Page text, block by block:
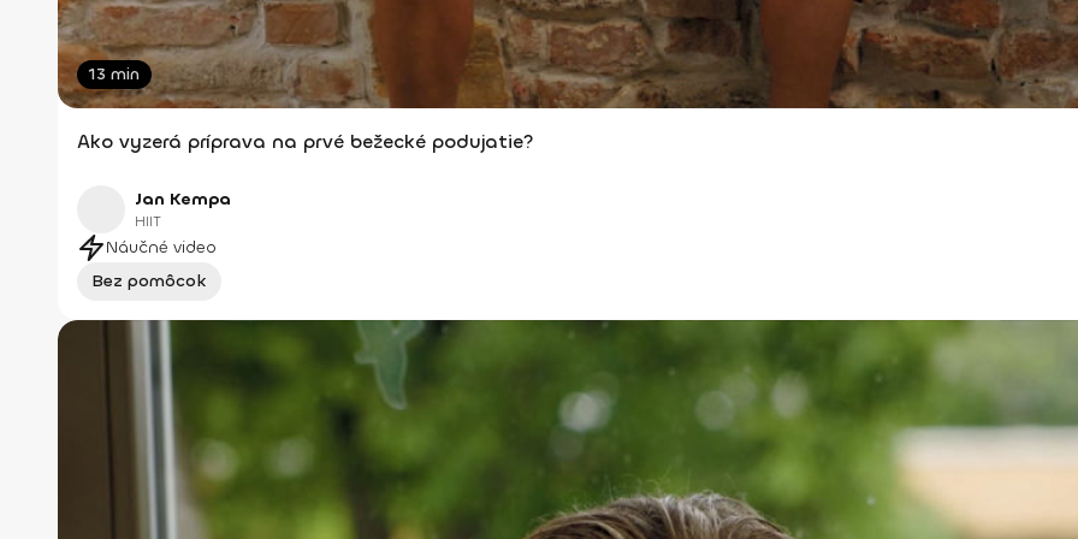
13 min
Ako vyzerá príprava na prvé bežecké podujatie?
Jan Kempa
HIIT
Náučné video
Bez pomôcok